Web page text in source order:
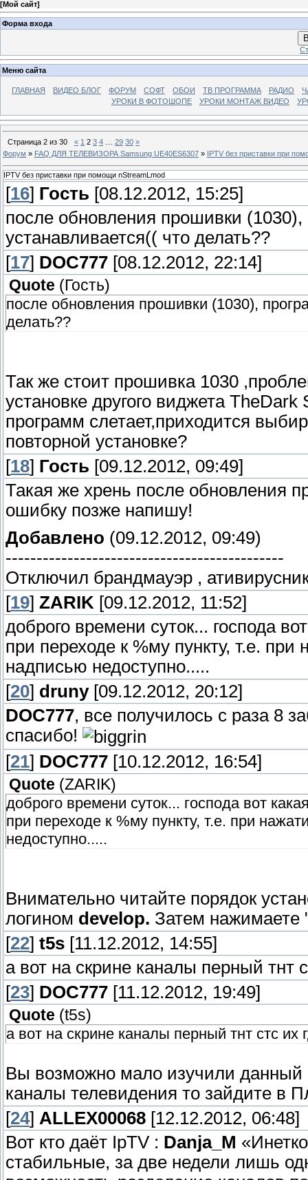
[Мой сайт]
Форма входа
Меню сайта
ГЛАВНАЯ ВИДЕО БЛОГ ФОРУМ СОФТ ОБОИ ТВ ПРОГРАММА РАДИО
УРОКИ В ФОТОШОПЕ
УРОКИ МОНТАЖ ВИДЕО
Страница 2 из 30 « 1 2 3 4 29 30 »
Форум » FAQ ДЛЯ ТЕЛЕВИЗОРА Samsung UE40ES6307 » IPTV без приставки при
IPTV без приставки при помощи nStreamLmod
[16] Гость [08.12.2012, 15:25]
после обновления прошивки
устанавливается(( что делать??
[17] DOC777 [08.12.2012, 22:14]
Quote ( Гость)
после обновления прошивки (1030),
делать??
Так же стоит прошивка 1030
установке другого виджета
программ слетает,приходится
повторной установке?
[18] Гость [09.12.2012, 09:49]
Такая же хрень после обновления
ошибку позже напишу!
Добавлено (09.12.2012, 09:49)
---------------------------------------------
Отключил брандмауэр ,
[19] ZARIK [09.12.2012, 11:52]
доброго времени суток... господа
при переходе к %му пункту, т.е.
надписью недоступно.....
[20] druny[09.12.2012, 20:12]
DOC777, все получилось с раза 8
спасибо!
[21] DOC777 [10.12.2012, 16:54]
Quote (ZARIK)
доброго времени суток... господа вот
при переходе к %му пункту, т.е. при
недоступно.....
Внимательно читайте порядок
логином develop. Затем нажимаете
[22] t5s [11.12.2012, 14:55]
а вот на скрине каналы перный тнт
[23] DOC777 [11.12.2012, 19:49]
Quote (t5s)
а вот на скрине каналы перный тнт стс их
Вы возможно мало изучили данный
каналы телевидения то зайдите в
[24] ALLEX00068 [12.12.2012, 06:48]
Вот кто даёт IpTV : Danja_M
стабильные, за две недели лишь